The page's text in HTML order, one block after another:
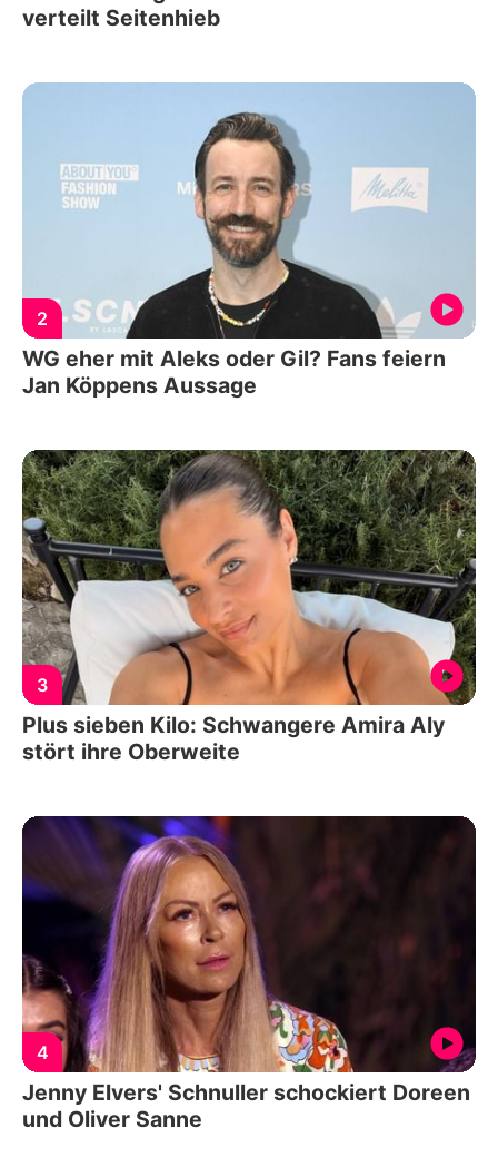
verteilt Seitenhieb
2
WG eher mit Aleks oder Gil? Fans feiern
Jan Köppens Aussage
3
Plus sieben Kilo: Schwangere Amira Aly
stört ihre Oberweite
4
Jenny Elvers' Schnuller schockiert Doreen
und Oliver Sanne